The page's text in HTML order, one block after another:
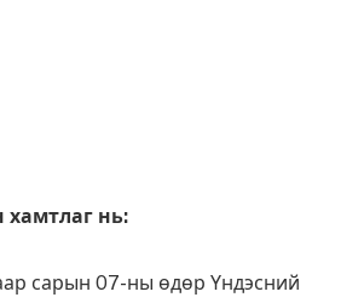
хамтлаг нь:
сарын 07-ны өдөр Үндэсний